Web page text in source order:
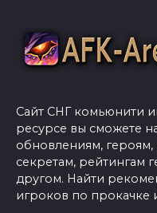
Сайт СНГ комьюнити
ресурсе вы сможете
обновлениям,
секретам, рейтингам
другом. Найти
игроков по